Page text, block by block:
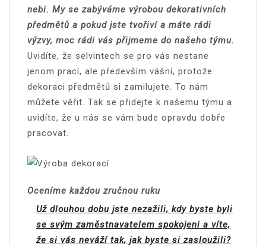
nebi. My se zabýváme výrobou dekorativních
předmětů a pokud jste tvořiví a máte rádi
výzvy, moc rádi vás přijmeme do našeho týmu.
Uvidíte, že selvintech se pro vás nestane
jenom prací, ale především vášní, protože
dekoraci předmětů si zamilujete. To nám
můžete věřit. Tak se přidejte k našemu týmu a
uvidíte, že u nás se vám bude opravdu dobře
pracovat.
Oceníme každou zručnou ruku
Už dlouhou dobu jste nezažili, kdy byste byli
se svým zaměstnavatelem spokojeni a víte,
že si vás neváží tak, jak byste si zasloužili?